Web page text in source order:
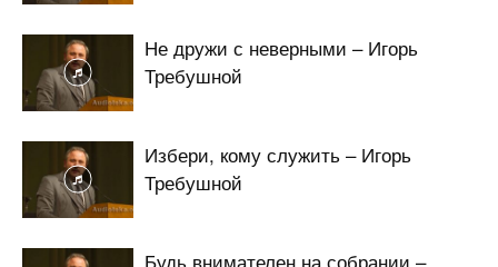
Не дружи с неверными – Игорь
Требушной
Избери, кому служить – Игорь
Требушной
Будь внимателен на собрании –